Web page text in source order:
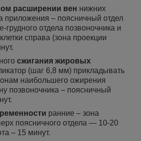
расширении вен нижних
приложения – поясничный отдел
грудного отдела позвоночника и
справа (зона проекции
сжигания жировых
(шаг 6,8 мм) прикладывать
наибольшего ожирения
позвоночника – поясничный
ранние – зона
поясничного отдела — 10-20
– 15 минут.